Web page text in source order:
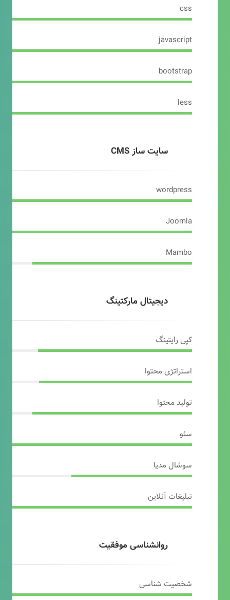
css
javascript
bootstrap
less
سایت ساز CMS
wordpress
Joomla
Mambo
دیجیتال مارکتینگ
کپی رایتینگ
استراتژی محتوا
تولید محتوا
سئو
سوشال مدیا
تبلیغات آنلاین
روانشناسی موفقیت
شخصیت شناسی